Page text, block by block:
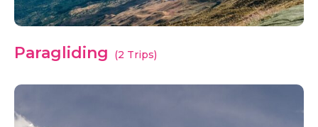
Paragliding (2 Trips)